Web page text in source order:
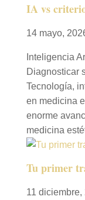
IA vs
14 mayo,
Inteligencia
Diagnosticar
Tecnología,
en medicina
enorme
medicina
Tu primer
11 diciembre,